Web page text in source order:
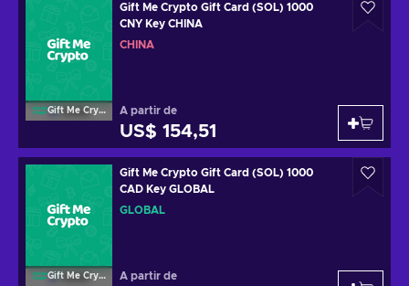
Gift Me Crypto
Gift Me Crypto Gift Card (SOL) 1000
CNY Key CHINA
CHINA
A partir de
US$ 154,51
Gift Me Crypto
Gift Me Crypto Gift Card (SOL) 1000
CAD Key GLOBAL
GLOBAL
A partir de